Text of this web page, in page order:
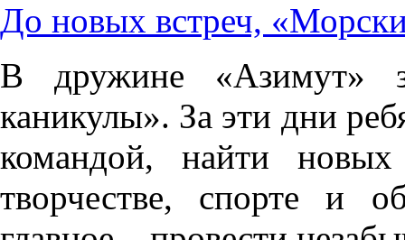
До новых встреч,
В дружине «Азимут»
каникулы». За эти дни
командой, найти
творчестве, спорте и